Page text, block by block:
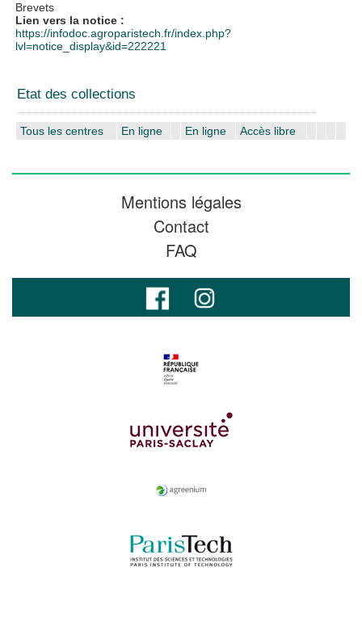
Brevets
Lien vers la notice :
https://infodoc.agroparistech.fr/index.php?
lvl=notice_display&id=222221
Etat des collections
Tous les centres En ligne En ligne Accès libre
Mentions légales
Contact
FAQ